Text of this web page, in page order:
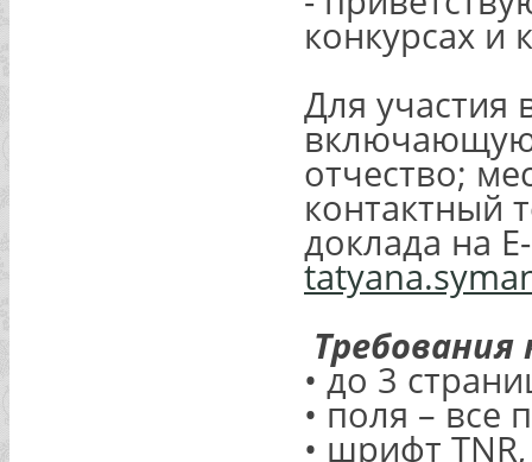
конкурсах и
Для участия
включающую
отчество;
контактный
доклада на
• до 3
• поля – все
• шрифт